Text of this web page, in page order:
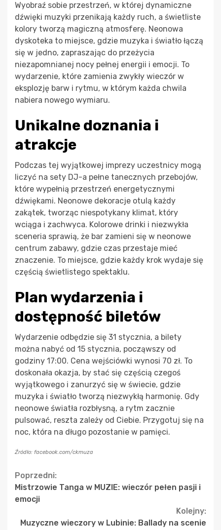
Wyobraź sobie przestrzeń, w której dynamiczne
dźwięki muzyki przenikają każdy ruch, a świetliste
kolory tworzą magiczną atmosferę. Neonowa
dyskoteka to miejsce, gdzie muzyka i światło łączą
się w jedno, zapraszając do przeżycia
niezapomnianej nocy pełnej energii i emocji. To
wydarzenie, które zamienia zwykły wieczór w
eksplozję barw i rytmu, w którym każda chwila
nabiera nowego wymiaru.
Unikalne doznania i
atrakcje
Podczas tej wyjątkowej imprezy uczestnicy mogą
liczyć na sety DJ-a pełne tanecznych przebojów,
które wypełnią przestrzeń energetycznymi
dźwiękami. Neonowe dekoracje otulą każdy
zakątek, tworząc niespotykany klimat, który
wciąga i zachwyca. Kolorowe drinki i niezwykła
sceneria sprawią, że bar zamieni się w neonowe
centrum zabawy, gdzie czas przestaje mieć
znaczenie. To miejsce, gdzie każdy krok wydaje się
częścią świetlistego spektaklu.
Plan wydarzenia i
dostępność biletów
Wydarzenie odbędzie się 31 stycznia, a bilety
można nabyć od 15 stycznia, począwszy od
godziny 17:00. Cena wejściówki wynosi 70 zł. To
doskonała okazja, by stać się częścią czegoś
wyjątkowego i zanurzyć się w świecie, gdzie
muzyka i światło tworzą niezwykłą harmonię. Gdy
neonowe światła rozbłysną, a rytm zacznie
pulsować, reszta zależy od Ciebie. Przygotuj się na
noc, która na długo pozostanie w pamięci.
Źródło: facebook.com/ckmuza
Continue
Reading
Poprzedni:
Mistrzowie Tanga w MUZIE: wieczór pełen pasji i
emocji
Kolejny:
Muzyczne wieczory w Lubinie: Ballady na scenie